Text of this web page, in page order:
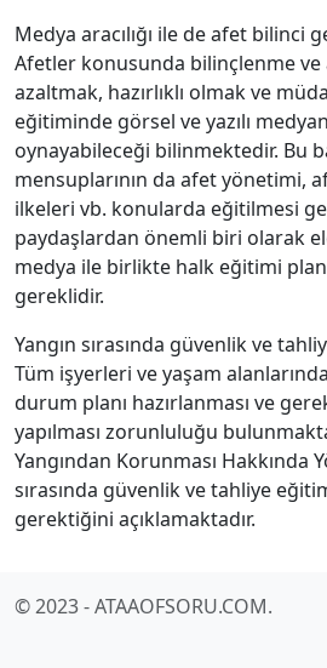
Medya aracılığı ile de afet bilinci
Afetler konusunda bilinçlenme ve
azaltmak, hazırlıklı olmak ve
eğitiminde görsel ve yazılı
oynayabileceği bilinmektedir. Bu
mensuplarının da afet yönetimi,
ilkeleri vb. konularda eğitilmesi
paydaşlardan önemli biri olarak
medya ile birlikte halk eğitimi
gereklidir.
Yangın sırasında güvenlik ve
Tüm işyerleri ve yaşam
durum planı hazırlanması ve
yapılması zorunluluğu
Yangından Korunması Hakkında
sırasında güvenlik ve tahliye
gerektiğini açıklamaktadır.
© 2023 - ATAAOFSORU.COM.